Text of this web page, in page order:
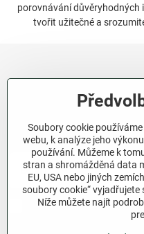
porovnávání důvěryhodných
tvořit užitečné a
Chci se přihlásit k odběru
Soubory cookie
webu, k analýze jeho
používání. Můžeme k
stran a shromážděná data
EU, USA nebo jiných
soubory cookie“
Níže můžete najít